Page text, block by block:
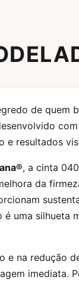
de quem
e resultados
, a cinta
da
uma silhueta
e na redução
imediata.